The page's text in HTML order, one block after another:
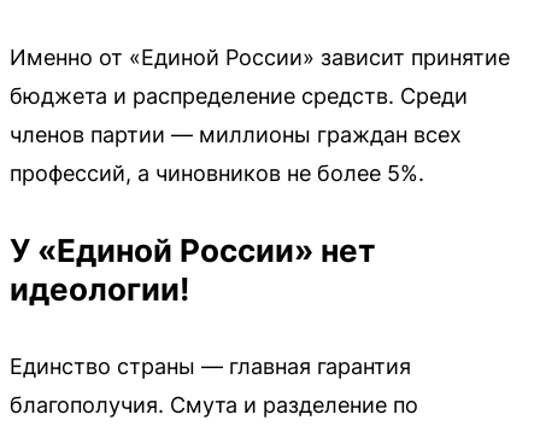
Именно от «Единой России» зависит принятие
бюджета и распределение средств. Среди
членов партии — миллионы граждан всех
профессий, а чиновников не более 5%.
У «Единой России» нет
идеологии!
Единство страны — главная гарантия
благополучия. Смута и разделение по